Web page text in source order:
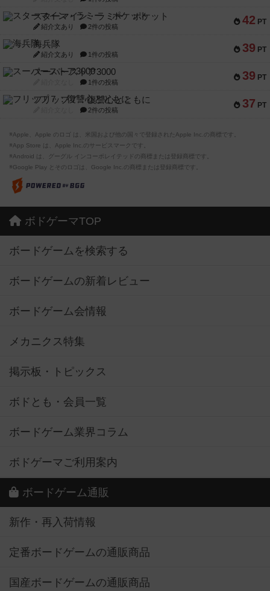
42 PT
スターマイン・ラミー ポケット
紹介文あり 2件の投稿
39 PT
海兵隊
紹介文あり 1件の投稿
39 PT
スーパーストア3000
1件の投稿
37 PT
フリップ７：復讐心とともに
2件の投稿
※Apple、Apple のロゴ は、米国および他の国々で登録されたApple Inc.の商標です。
※App Store は、Apple Inc.のサービスマークです。
※Android は、グーグル インコーポレイテッドの商標または登録商標です。
※Google Play とそのロゴは、Google Inc.の商標または登録商標です。
ボドゲーマTOP
ボードゲームを検索する
ボードゲームの新着レビュー
ボードゲーム会情報
メカニクス特集
掲示板・トピックス
ボドとも・会員一覧
ボードゲーム業界コラム
ボドゲーマご利用案内
ボードゲーム通販
新作・再入荷情報
定番ボードゲームの通販商品
国産ボードゲームの通販商品